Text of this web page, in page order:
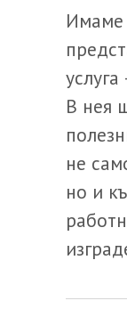
Имамe
В нея
не
но и